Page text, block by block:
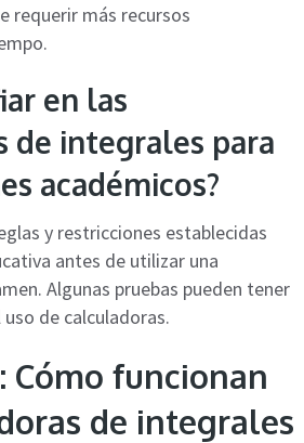
requerir más recursos
en las
de integrales para
académicos?
y restricciones establecidas
antes de utilizar una
Algunas pruebas pueden tener
de calculadoras.
Cómo funcionan
de integrales